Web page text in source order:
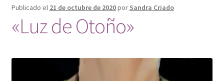
Publicado el 21 de octubre de 2020por Sandra Criado
«Luz de Otoño»